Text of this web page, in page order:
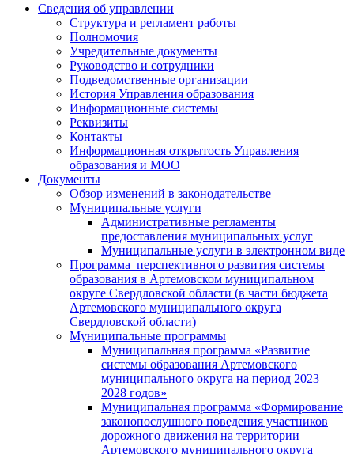
Сведения об управлении
Структура и регламент работы
Полномочия
Учредительные документы
Руководство и сотрудники
Подведомственные организации
История Управления образования
Информационные системы
Реквизиты
Контакты
Информационная открытость Управления
образования и МОО
Документы
Обзор изменений в законодательстве
Муниципальные услуги
Административные регламенты
предоставления муниципальных услуг
Муниципальные услуги в электронном виде
Программа перспективного развития системы
образования в Артемовском муниципальном
округе Свердловской области (в части бюджета
Артемовского муниципального округа
Свердловской области)
Муниципальные программы
Муниципальная программа «Развитие
системы образования Артемовского
муниципального округа на период 2023 –
2028 годов»
Муниципальная программа «Формирование
законопослушного поведения участников
дорожного движения на территории
Артемовского муниципального округа